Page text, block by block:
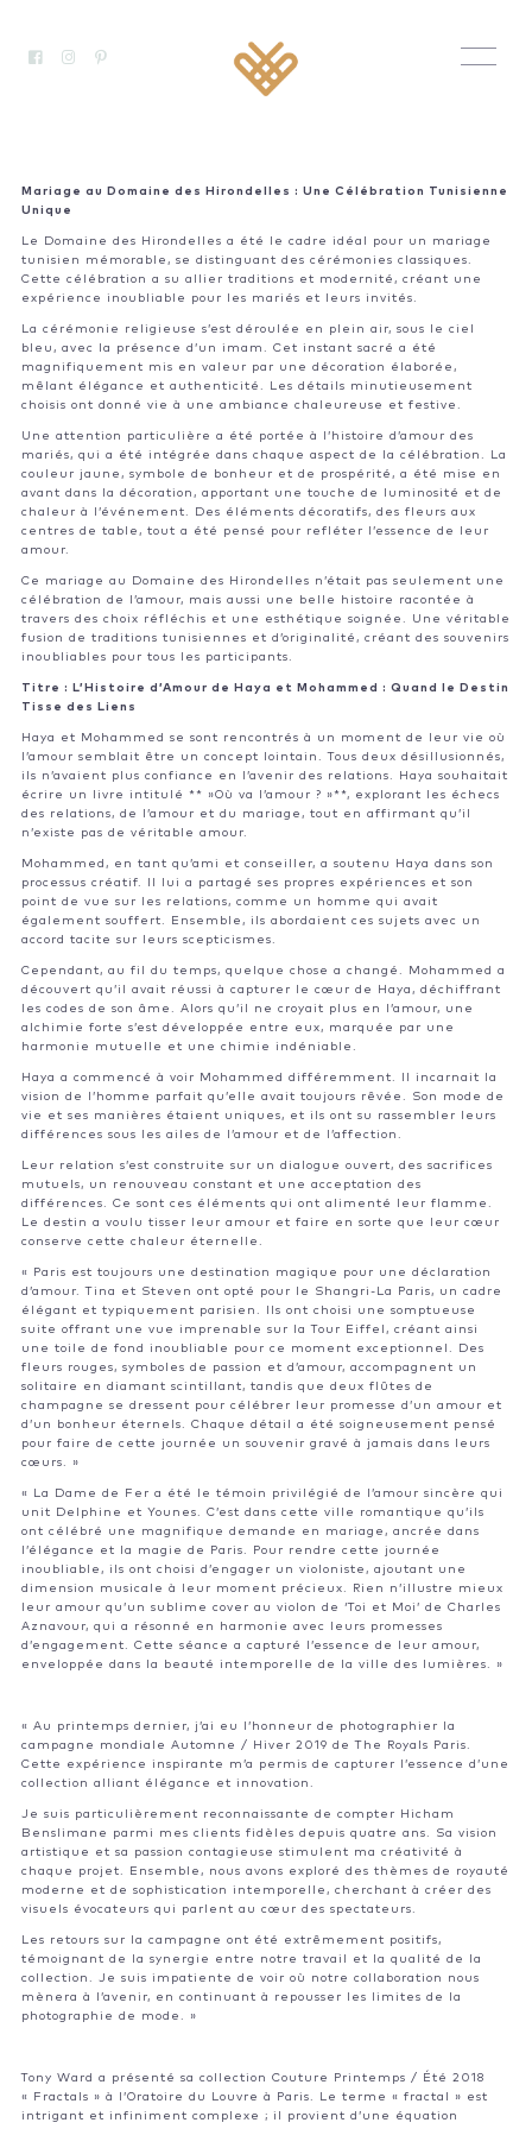
Mariage au Domaine des Hirondelles : Une Célébration Tunisienne
Unique
Le Domaine des Hirondelles a été le cadre idéal pour un mariage
tunisien mémorable, se distinguant des cérémonies classiques.
Cette célébration a su allier traditions et modernité, créant une
expérience inoubliable pour les mariés et leurs invités.
La cérémonie religieuse s’est déroulée en plein air, sous le ciel
bleu, avec la présence d’un imam. Cet instant sacré a été
magnifiquement mis en valeur par une décoration élaborée,
mêlant élégance et authenticité. Les détails minutieusement
choisis ont donné vie à une ambiance chaleureuse et festive.
Une attention particulière a été portée à l’histoire d’amour des
mariés, qui a été intégrée dans chaque aspect de la célébration. La
couleur jaune, symbole de bonheur et de prospérité, a été mise en
avant dans la décoration, apportant une touche de luminosité et de
chaleur à l’événement. Des éléments décoratifs, des fleurs aux
centres de table, tout a été pensé pour refléter l’essence de leur
amour.
Ce mariage au Domaine des Hirondelles n’était pas seulement une
célébration de l’amour, mais aussi une belle histoire racontée à
travers des choix réfléchis et une esthétique soignée. Une véritable
fusion de traditions tunisiennes et d’originalité, créant des souvenirs
inoubliables pour tous les participants.
Titre : L’Histoire d’Amour de Haya et Mohammed : Quand le Destin
Tisse des Liens
Haya et Mohammed se sont rencontrés à un moment de leur vie où
l’amour semblait être un concept lointain. Tous deux désillusionnés,
ils n’avaient plus confiance en l’avenir des relations. Haya souhaitait
écrire un livre intitulé ** »Où va l’amour ? »**, explorant les échecs
des relations, de l’amour et du mariage, tout en affirmant qu’il
n’existe pas de véritable amour.
Mohammed, en tant qu’ami et conseiller, a soutenu Haya dans son
processus créatif. Il lui a partagé ses propres expériences et son
point de vue sur les relations, comme un homme qui avait
également souffert. Ensemble, ils abordaient ces sujets avec un
accord tacite sur leurs scepticismes.
Cependant, au fil du temps, quelque chose a changé. Mohammed a
découvert qu’il avait réussi à capturer le cœur de Haya, déchiffrant
les codes de son âme. Alors qu’il ne croyait plus en l’amour, une
alchimie forte s’est développée entre eux, marquée par une
harmonie mutuelle et une chimie indéniable.
Haya a commencé à voir Mohammed différemment. Il incarnait la
vision de l’homme parfait qu’elle avait toujours rêvée. Son mode de
vie et ses manières étaient uniques, et ils ont su rassembler leurs
différences sous les ailes de l’amour et de l’affection.
Leur relation s’est construite sur un dialogue ouvert, des sacrifices
mutuels, un renouveau constant et une acceptation des
différences. Ce sont ces éléments qui ont alimenté leur flamme.
Le destin a voulu tisser leur amour et faire en sorte que leur cœur
conserve cette chaleur éternelle.
« Paris est toujours une destination magique pour une déclaration
d’amour. Tina et Steven ont opté pour le Shangri-La Paris, un cadre
élégant et typiquement parisien. Ils ont choisi une somptueuse
suite offrant une vue imprenable sur la Tour Eiffel, créant ainsi
une toile de fond inoubliable pour ce moment exceptionnel. Des
fleurs rouges, symboles de passion et d’amour, accompagnent un
solitaire en diamant scintillant, tandis que deux flûtes de
champagne se dressent pour célébrer leur promesse d’un amour et
d’un bonheur éternels. Chaque détail a été soigneusement pensé
pour faire de cette journée un souvenir gravé à jamais dans leurs
cœurs. »
« La Dame de Fer a été le témoin privilégié de l’amour sincère qui
unit Delphine et Younes. C’est dans cette ville romantique qu’ils
ont célébré une magnifique demande en mariage, ancrée dans
l’élégance et la magie de Paris. Pour rendre cette journée
inoubliable, ils ont choisi d’engager un violoniste, ajoutant une
dimension musicale à leur moment précieux. Rien n’illustre mieux
leur amour qu’un sublime cover au violon de ‘Toi et Moi’ de Charles
Aznavour, qui a résonné en harmonie avec leurs promesses
d’engagement. Cette séance a capturé l’essence de leur amour,
enveloppée dans la beauté intemporelle de la ville des lumières. »
« Au printemps dernier, j’ai eu l’honneur de photographier la
campagne mondiale Automne / Hiver 2019 de The Royals Paris.
Cette expérience inspirante m’a permis de capturer l’essence d’une
collection alliant élégance et innovation.
Je suis particulièrement reconnaissante de compter Hicham
Benslimane parmi mes clients fidèles depuis quatre ans. Sa vision
artistique et sa passion contagieuse stimulent ma créativité à
chaque projet. Ensemble, nous avons exploré des thèmes de royauté
moderne et de sophistication intemporelle, cherchant à créer des
visuels évocateurs qui parlent au cœur des spectateurs.
Les retours sur la campagne ont été extrêmement positifs,
témoignant de la synergie entre notre travail et la qualité de la
collection. Je suis impatiente de voir où notre collaboration nous
mènera à l’avenir, en continuant à repousser les limites de la
photographie de mode. »
Tony Ward a présenté sa collection Couture Printemps / Été 2018
« Fractals » à l’Oratoire du Louvre à Paris. Le terme « fractal » est
intrigant et infiniment complexe ; il provient d’une équation